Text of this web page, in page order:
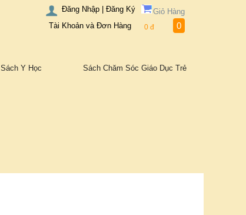
Giỏ Hàng
0đ 0
Đăng Nhập | Đăng Ký
Tài Khoản và Đơn Hàng
Sách Y Học Sách Chăm Sóc Giáo Dục Trẻ